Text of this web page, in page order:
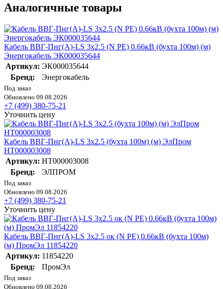
Аналогичные товары
Кабель ВВГ-Пнг(А)-LS 3х2.5 (N PE) 0.66кВ (бухта 100м) (м)
Энергокабель ЭК000035644
Артикул: ЭК000035644
Бренд:
Энергокабель
Под заказ
Обновлено 09.08.2026
+7 (499) 380-75-21
Уточнить цену
Кабель ВВГ-Пнг(А)-LS 3х2.5 (бухта 100м) (м) ЭлПром
НТ000003008
Артикул: НТ000003008
Бренд:
ЭЛПРОМ
Под заказ
Обновлено 09.08.2026
+7 (499) 380-75-21
Уточнить цену
Кабель ВВГ-Пнг(А)-LS 3х2.5 ок (N PE) 0.66кВ (бухта 100м)
(м) ПромЭл 11854220
Артикул: 11854220
Бренд:
ПромЭл
Под заказ
Обновлено 09.08.2026